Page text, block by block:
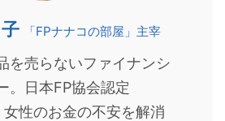
「FPナナコの部屋」主宰
を売らないファイナンシ
。日本FP協会認定
性のお金の不安を解消